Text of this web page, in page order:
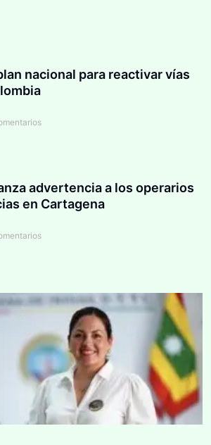
nacional para reactivar vías
advertencia a los operarios
en Cartagena